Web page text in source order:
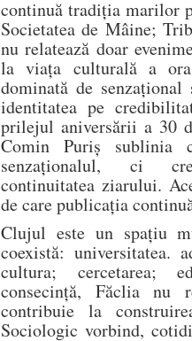
continuă tradiția marilor
Societatea de Mâine;
nu relatează doar
la viața culturală a
dominată de
identitatea pe
prilejul aniversării a 30
Comin Puriș
senzaționalul, ci
continuitatea ziarului.
de care publicația
Clujul este un spațiu
coexistă: universitatea.
cultura; cercetarea;
consecință, Făclia nu
contribuie la
Sociologic vorbind,